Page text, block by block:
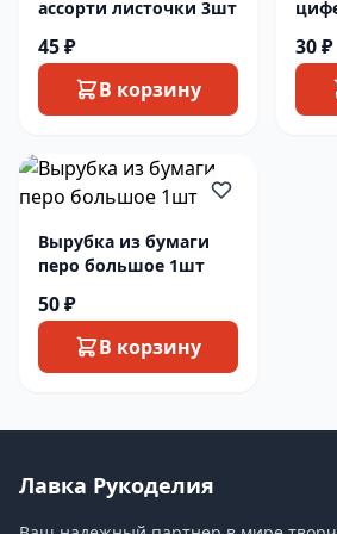
ассорти листочки 3шт
45 ₽
В корзину
30 ₽
Вырубка из бумаги
перо большое 1шт
50 ₽
В корзину
Лавка Рукоделия